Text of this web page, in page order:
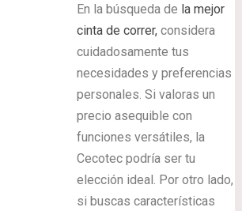
En la búsqueda de la mejor
cinta de correr,considera
cuidadosamente tus
necesidades y preferencias
personales. Si valoras un
precio asequible con
funciones versátiles, la
Cecotec podría ser tu
elección ideal. Por otro lado,
si buscas características